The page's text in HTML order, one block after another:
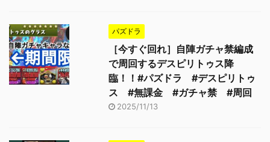
パズドラ
［今すぐ回れ］自陣ガチャ禁編成
で周回するデスピリトゥス降
臨！！#パズドラ #デスピリトゥ
ス #無課金 #ガチャ禁 #周回
2025/11/13